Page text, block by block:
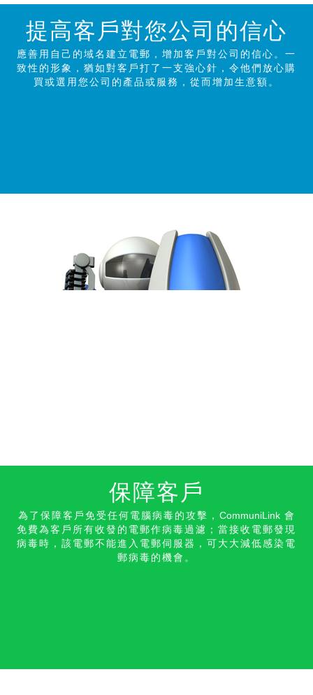
提高客戶對您公司的信心
應善用自己的域名建立電郵，增加客戶對公司的信心。一
致性的形象，猶如對客戶打了一支強心針，令他們放心購
買或選用您公司的產品或服務，從而增加生意額。
保障客戶
為了保障客戶免受任何電腦病毒的攻擊， CommuniLink會
免費為客戶所有收發的電郵作病毒過濾；當接收電郵發現
病毒時，該電郵不能進入電郵伺服器，可大大減低感染電
郵病毒的機會。